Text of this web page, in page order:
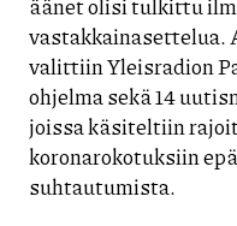
vastakkainasettelua.
valittiin Yleisradion
ohjelma sekä 14
joissa käsiteltiin
koronarokotuksiin
suhtautumista.